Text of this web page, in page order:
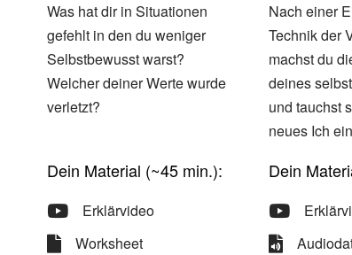
Was hat dir in Situationen
gefehlt in den du weniger
Selbstbewusst warst?
Welcher deiner Werte wurde
verletzt?
Dein Material (~45 min.):
Erklärvideo
Worksheet
Nach einer
Technik der
machst du
deines
und tauchst
neues Ich
Dein